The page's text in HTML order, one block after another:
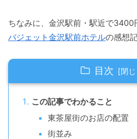
ちなみに、金沢駅前・駅近で3400
バジェット金沢駅前ホテルの感想
目次
この記事でわかること
東茶屋街のお店の配置
街並み